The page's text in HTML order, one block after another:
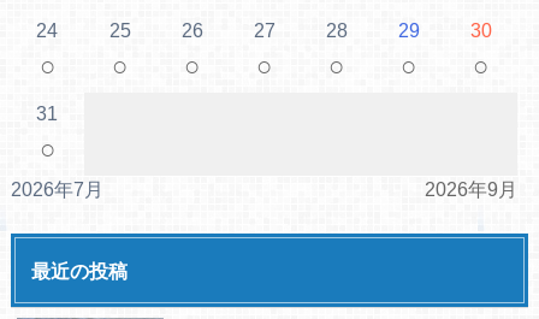
24
○
25
○
26
○
27
○
28
○
29
○
30
○
31
○
2026年7月 2026年9月
最近の投稿